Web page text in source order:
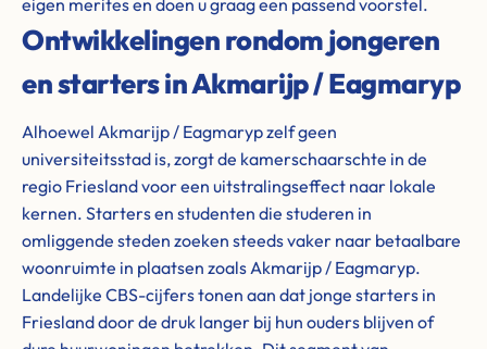
eigen merites en doen u graag een passend voorstel.
Ontwikkelingen rondom jongeren
en starters in Akmarijp / Eagmaryp
Alhoewel Akmarijp / Eagmaryp zelf geen
universiteitsstad is, zorgt de kamerschaarschte in de
regio Friesland voor een uitstralingseffect naar lokale
kernen. Starters en studenten die studeren in
omliggende steden zoeken steeds vaker naar betaalbare
woonruimte in plaatsen zoals Akmarijp / Eagmaryp.
Landelijke CBS-cijfers tonen aan dat jonge starters in
Friesland door de druk langer bij hun ouders blijven of